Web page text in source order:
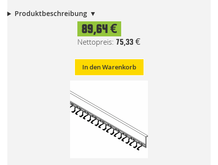
Produktbeschreibung
89,64 €
75,33 €
In den Warenkorb